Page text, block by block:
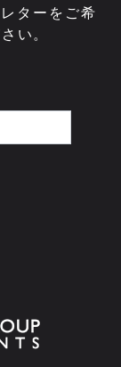
ターをご希
い。